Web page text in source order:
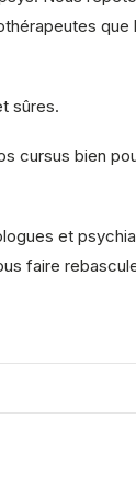
que
sûres.
cursus bien
et
faire